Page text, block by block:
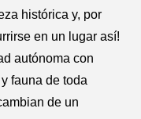
histórica y, por
en un lugar así!
autónoma con
fauna de toda
de un